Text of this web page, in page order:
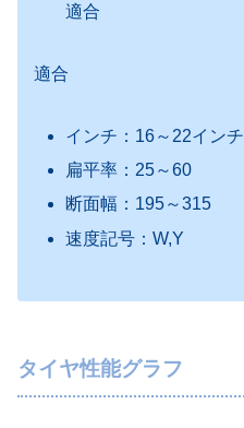
適合
適合
インチ：16～22インチ
扁平率：25～60
断面幅：195～315
速度記号：W,Y
タイヤ性能グラフ